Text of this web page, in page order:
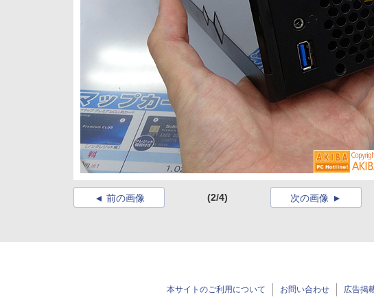
前の画像 (2/4) 次の画像
本サイトのご利用について お問い合わせ 広告掲